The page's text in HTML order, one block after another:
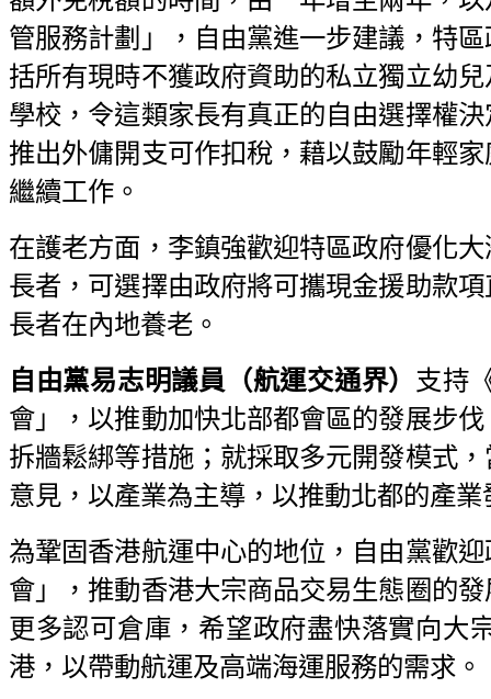
管服務計劃」，自由黨進一步建議，特
括所有現時不獲政府資助的私立獨立幼
學校，令這類家長有真正的自由選擇權
推出外傭開支可作扣稅，藉以鼓勵年輕
繼續工作。
在護老方面，李鎮強歡迎特區政府優化
長者，可選擇由政府將可攜現金援助款
長者在內地養老。
自由黨易志明議員（航運交通界） 支持
會」，以推動加快北部都會區的發展步
拆牆鬆綁等措施；就採取多元開發模式
意見，以產業為主導，以推動北都的產
為鞏固香港航運中心的地位，自由黨歡
會」，推動香港大宗商品交易生態圈的
更多認可倉庫，希望政府盡快落實向大
港，以帶動航運及高端海運服務的需求。